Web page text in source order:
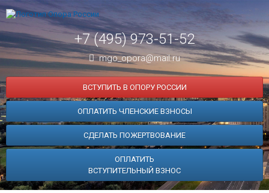
+7 (495) 973-51-52
mgo_opora@mail.ru
ВСТУПИТЬ В ОПОРУ РОССИИ
ОПЛАТИТЬ ЧЛЕНСКИЕ ВЗНОСЫ
СДЕЛАТЬ ПОЖЕРТВОВАНИЕ
ОПЛАТИТЬ
ВСТУПИТЕЛЬНЫЙ ВЗНОС